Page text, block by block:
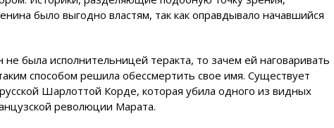
было выгодно властям, так как оправдывало начавшийся
не была исполнительницей теракта, то зачем ей наговаривать
способом решила обессмертить свое имя. Существует
Шарлоттой Корде, которая убила одного из видных
революции Марата.